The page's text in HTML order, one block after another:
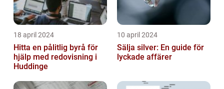
18 april 2024
Hitta en pålitlig byrå för
hjälp med redovisning i
Huddinge
10 april 2024
Sälja silver: En guide för
lyckade affärer